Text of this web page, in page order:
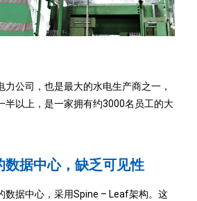
力公司，也是最大的水电生产商之一，
半以上，是一家拥有约3000名员工的大
数据中心，缺乏可见性
数据中心，采用Spine – Leaf架构。这